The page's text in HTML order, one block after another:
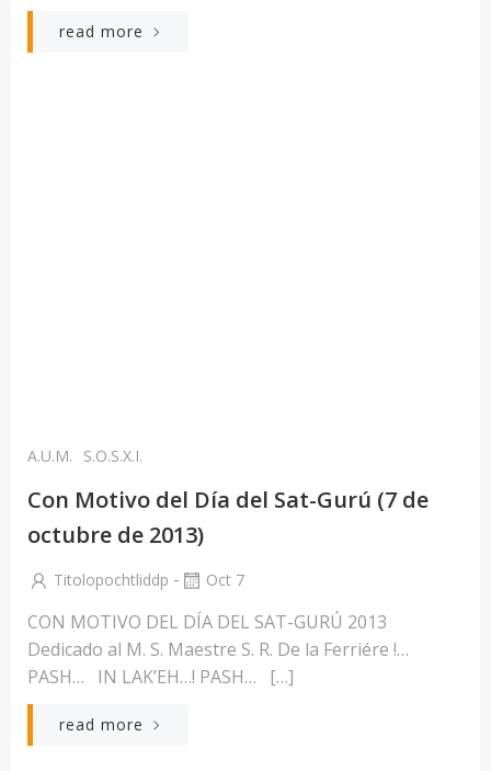
read more
A.U.M. S.O.S.X.I.
Con Motivo del Día del Sat-Gurú (7 de
octubre de 2013)
Titolopochtliddp - Oct 7
CON MOTIVO DEL DÍA DEL SAT-GURÚ 2013
Dedicado al M. S. Maestre S. R. De la Ferriére !…
PASH… IN LAK’EH…! PASH… […]
read more